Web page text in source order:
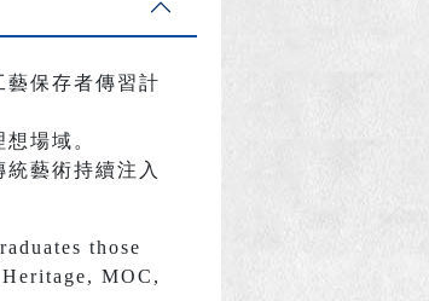
藝保存者傳習計
場域。
藝術持續注入
those
MOC,